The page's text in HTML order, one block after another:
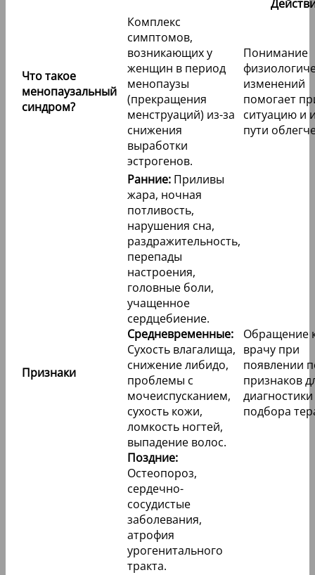
Что такое
менопаузальный
синдром?
Комплекс
симптомов,
возникающих у
женщин в период
менопаузы
(прекращения
менструаций) из-за
снижения
выработки
эстрогенов.
Понимание
изменений
помогает
ситуацию и
пути
Признаки
Ранние: Приливы
жара, ночная
потливость,
нарушения сна,
раздражительность,
перепады
настроения,
головные боли,
учащенное
сердцебиение.
Средневременные:
Сухость влагалища,
снижение либидо,
проблемы с
мочеиспусканием,
сухость кожи,
ломкость ногтей,
выпадение волос.
Поздние:
Остеопороз,
сердечно-
сосудистые
заболевания,
атрофия
урогенитального
тракта.
Обращение
врачу при
появлении
признаков
подбора